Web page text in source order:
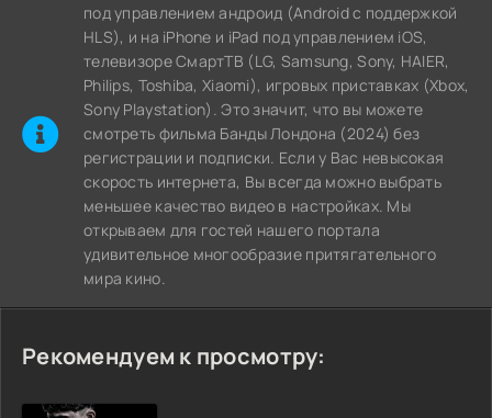
под управлением андроид (Android с поддержкой
HLS), и на iPhone и iPad под управлением iOS,
телевизоре СмартТВ (LG, Samsung, Sony, HAIER,
Philips, Toshiba, Xiaomi), игровых приставках (Xbox,
Sony Playstation). Это значит, что вы можете
cмотреть фильма Банды Лондона (2024) без
регистрации и подписки. Если у Вас невысокая
скорость интернета, Вы всегда можно выбрать
меньшее качество видео в настройках. Мы
открываем для гостей нашего портала
удивительное многообразие притягательного
мира кино.
Рекомендуем к просмотру: